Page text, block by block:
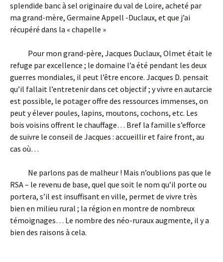
splendide banc à sel originaire du val de Loire, acheté par
ma grand-mère, Germaine Appell -Duclaux, et que j’ai
récupéré dans la « chapelle »
Pour mon grand-père, Jacques Duclaux, Olmet était le
refuge par excellence ; le domaine l’a été pendant les deux
guerres mondiales, il peut l’être encore. Jacques D. pensait
qu’il fallait l’entretenir dans cet objectif ; y vivre en autarcie
est possible, le potager offre des ressources immenses, on
peut y élever poules, lapins, moutons, cochons, etc. Les
bois voisins offrent le chauffage… Bref la famille s’efforce
de suivre le conseil de Jacques : accueillir et faire front, au
cas où…
Ne parlons pas de malheur ! Mais n’oublions pas que le
RSA – le revenu de base, quel que soit le nom qu’il porte ou
portera, s’il est insuffisant en ville, permet de vivre très
bien en milieu rural ; la région en montre de nombreux
témoignages… Le nombre des néo-ruraux augmente, il y a
bien des raisons à cela.